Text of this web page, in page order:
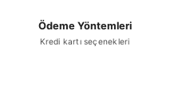
Ödeme Yöntemleri
Kredi kartı seçenekleri